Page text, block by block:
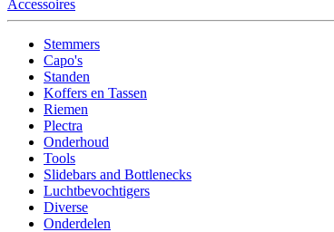
Accessoires
Stemmers
Capo's
Standen
Koffers en Tassen
Riemen
Plectra
Onderhoud
Tools
Slidebars and Bottlenecks
Luchtbevochtigers
Diverse
Onderdelen